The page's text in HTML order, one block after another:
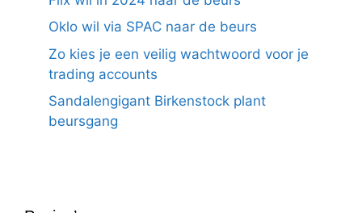
Oklo wil via SPAC naar de beurs
Zo kies je een veilig wachtwoord voor je
trading accounts
Sandalengigant Birkenstock plant
beursgang